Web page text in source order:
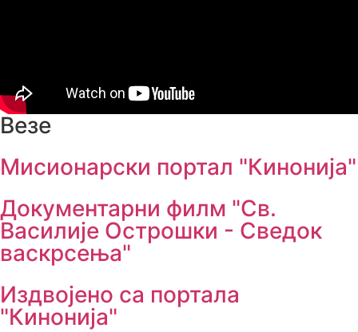
Везе
Мисионарски портал "Кинонија"
Документарни филм "Св.
Василије Острошки - Сведок
васкрсења"
Издвојено са портала
"Кинонија"